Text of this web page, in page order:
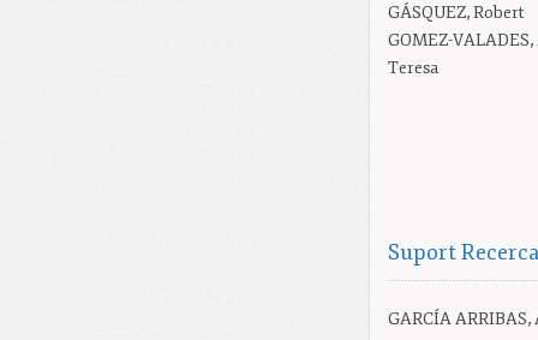
GÁSQUEZ, Robert
GOMEZ-VALADES
Teresa
Suport
GARCÍA ARRIBAS,